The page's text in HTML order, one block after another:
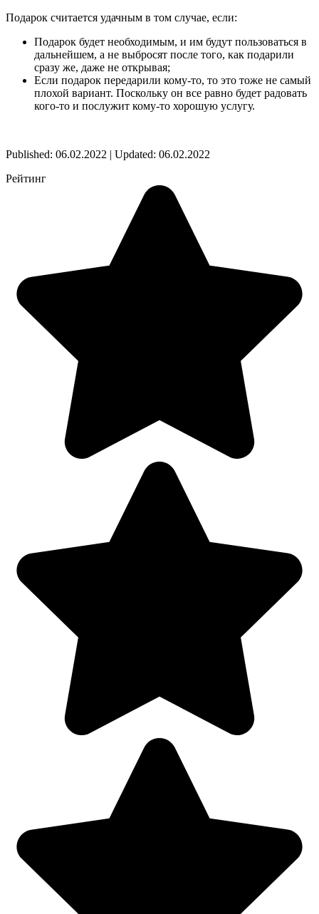
Подарок считается удачным в том случае, если:
Подарок будет необходимым, и им будут пользоваться в
дальнейшем, а не выбросят после того, как подарили
сразу же, даже не открывая;
Если подарок передарили кому-то, то это тоже не самый
плохой вариант. Поскольку он все равно будет радовать
кого-то и послужит кому-то хорошую услугу.
Published: 06.02.2022 | Updated: 06.02.2022
Рейтинг